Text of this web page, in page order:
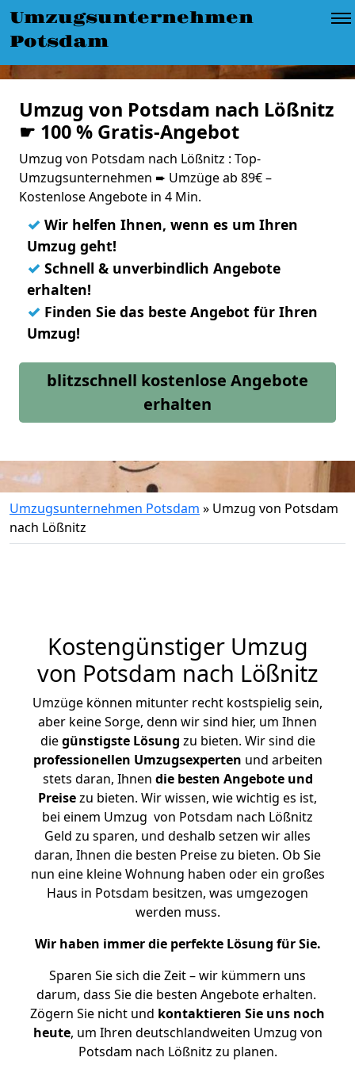
Umzugsunternehmen
Potsdam
Umzug von Potsdam nach Lößnitz
☛ 100 % Gratis-Angebot
Umzug von Potsdam nach Lößnitz : Top-
Umzugsunternehmen ➨ Umzüge ab 89€ –
Kostenlose Angebote in 4 Min.
✓ Wir helfen Ihnen, wenn es um Ihren
Umzug geht!
✓ Schnell & unverbindlich Angebote
erhalten!
✓ Finden Sie das beste Angebot für Ihren
Umzug!
blitzschnell kostenlose Angebote
erhalten
Umzugsunternehmen Potsdam » Umzug von Potsdam
nach Lößnitz
Kostengünstiger Umzug
von Potsdam nach Lößnitz
Umzüge können mitunter recht kostspielig sein,
aber keine Sorge, denn wir sind hier, um Ihnen
diegünstigste Lösung zu bieten. Wir sind die
professionellen Umzugsexperten und arbeiten
stets daran, Ihnen die besten Angebote und
Preisezu bieten. Wir wissen, wie wichtig es ist,
bei einem Umzug von Potsdam nach Lößnitz
Geld zu sparen, und deshalb setzen wir alles
daran, Ihnen die besten Preise zu bieten. Ob Sie
nun eine kleine Wohnung haben oder ein großes
Haus in Potsdam besitzen, was umgezogen
werden muss.
Wir haben immer die perfekte Lösung für Sie.
Sparen Sie sich die Zeit – wir kümmern uns
darum, dass Sie die besten Angebote erhalten.
Zögern Sie nicht und kontaktieren Sie uns noch
heute, um Ihren deutschlandweiten Umzug von
Potsdam nach Lößnitz zu planen.